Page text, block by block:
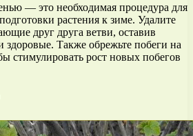
— это необходимая процедура для
растения к зиме. Удалите
друг друга ветви, оставив
здоровые. Также обрежьте побеги на
стимулировать рост новых побегов